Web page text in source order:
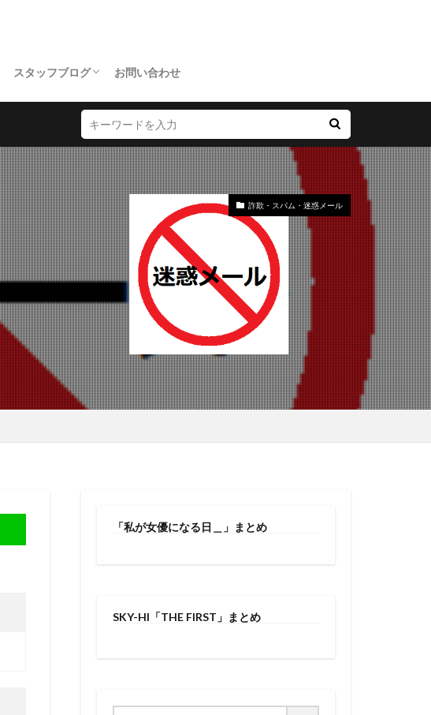
スタッフブログ
バラエティ
WordPress
お問い合わせ
詐欺・スパム・迷惑メール
「私が女優になる日＿」まとめ
SKY-HI「THE FIRST」まとめ